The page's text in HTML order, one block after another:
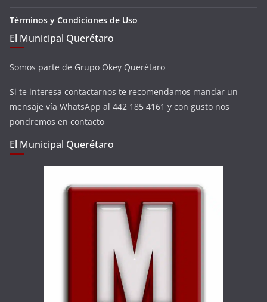
Términos y Condiciones de Uso
El Municipal Querétaro
Somos parte de Grupo Okey Querétaro
Si te interesa contactarnos te recomendamos mandar un
mensaje vía WhatsApp al 442 185 4161 y con gusto nos
pondremos en contacto
El Municipal Querétaro